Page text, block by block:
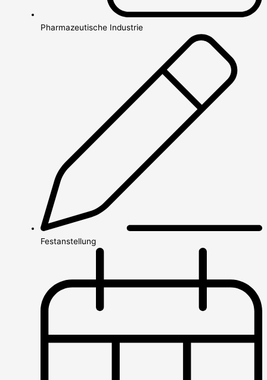
Pharmazeutische Industrie
Festanstellung